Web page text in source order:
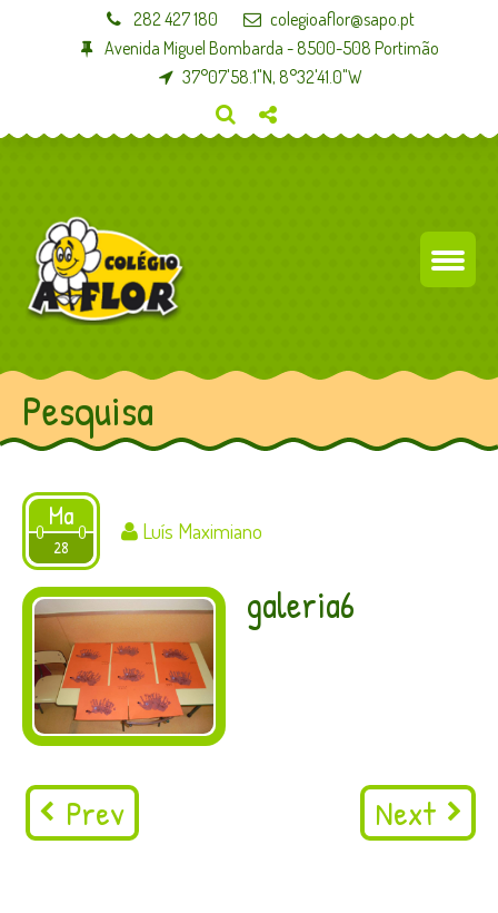
282 427 180
colegioaflor@sapo.pt
Avenida Miguel Bombarda - 8500-508 Portimão
37°07'58.1"N, 8°32'41.0"W
Pesquisa
Ma
28
2016
Luís Maximiano
galeria6
Prev Next